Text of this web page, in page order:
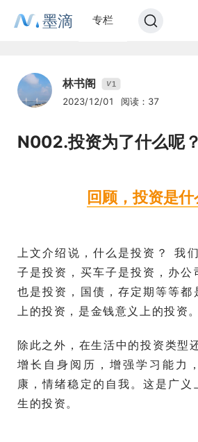
墨滴 专栏
林书阁 V1
2023/12/01 阅读：37
N002.投资为了什么呢？
回顾，投资是什
上文介绍说，什么是投资？ 我
子是投资，买车子是投资，办公
也是投资，国债，存定期等等都
上的投资，是金钱意义上的投资。
除此之外，在生活中的投资类型
增长自身阅历，增强学习能力
康，情绪稳定的自我。这是广义
生的投资。